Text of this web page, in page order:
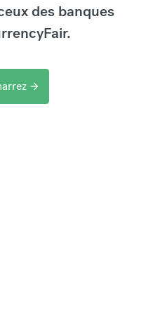
des banques
arrow_forward